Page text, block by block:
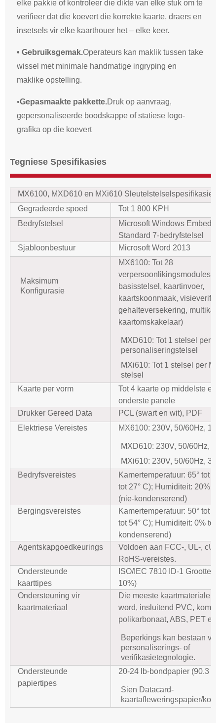
elke pakkie of kontroleer die dikte van elke stuk om te
verifieer dat die koevert die korrekte kaarte, draers en
insetsels vir elke kaarthouer het – elke keer.
• Gebruiksgemak.Operateurs kan maklik tussen take
wissel met minimale handmatige ingryping en
maklike opstelling.
•Gepasmaakte pakkette.Druk op aanvraag,
gepersonaliseerde boodskappe of statiese logo-
grafika op die koevert
Tegniese Spesifikasies
MX6100, MXD610 en MXi610 Sleutelstelselspesifikasies
Gegradeerde spoed
Tot 1 800 KPH
Bedryfstelsel
Microsoft Windows
Standard 7-bedryfstelsel
Sjabloonbestuur
Microsoft Word 2013
Maksimum
Konfigurasie
MX6100: Tot 28
verpersoonlikingsmodules
basisstelsel, kaartinvoer,
kaartskoonmaak,
gehalteversekering,
kaartomskakelaar)
MXD610: Tot 1 stelsel per
personaliseringstelsel
MXi610: Tot 1 stelsel per
stelsel
Kaarte per vorm
Tot 4 kaarte op middelste en/
onderste panele
Drukker Gereed Data
PCL (swart en wit), PDF
Elektriese Vereistes
MX6100: 230V, 50/60Hz, 15
MXD610: 230V, 50/60Hz,
MXi610: 230V, 50/60Hz, 30
Bedryfsvereistes
Kamertemperatuur: 65° tot
tot 27° C); Humiditeit: 20%
(nie-kondenserend)
Bergingsvereistes
Kamertemperatuur: 50° tot
tot 54° C); Humiditeit: 0% tot
kondenserend)
Agentskapgoedkeurings
Voldoen aan FCC-, UL-,
RoHS-vereistes.
Ondersteunde
kaarttipes
ISO/IEC 7810 ID-1 Grootte;
10%)
Ondersteuning vir
kaartmateriaal
Die meeste kaartmateriale
word, insluitend PVC,
polikarbonaat, ABS, PET en
Beperkings kan bestaan ​​vir
personaliserings- of
verifikasietegnologie.
Ondersteunde
papiertipes
20-24 lb-bondpapier (90.3
Sien Datacard-
kaartafleweringspapier/